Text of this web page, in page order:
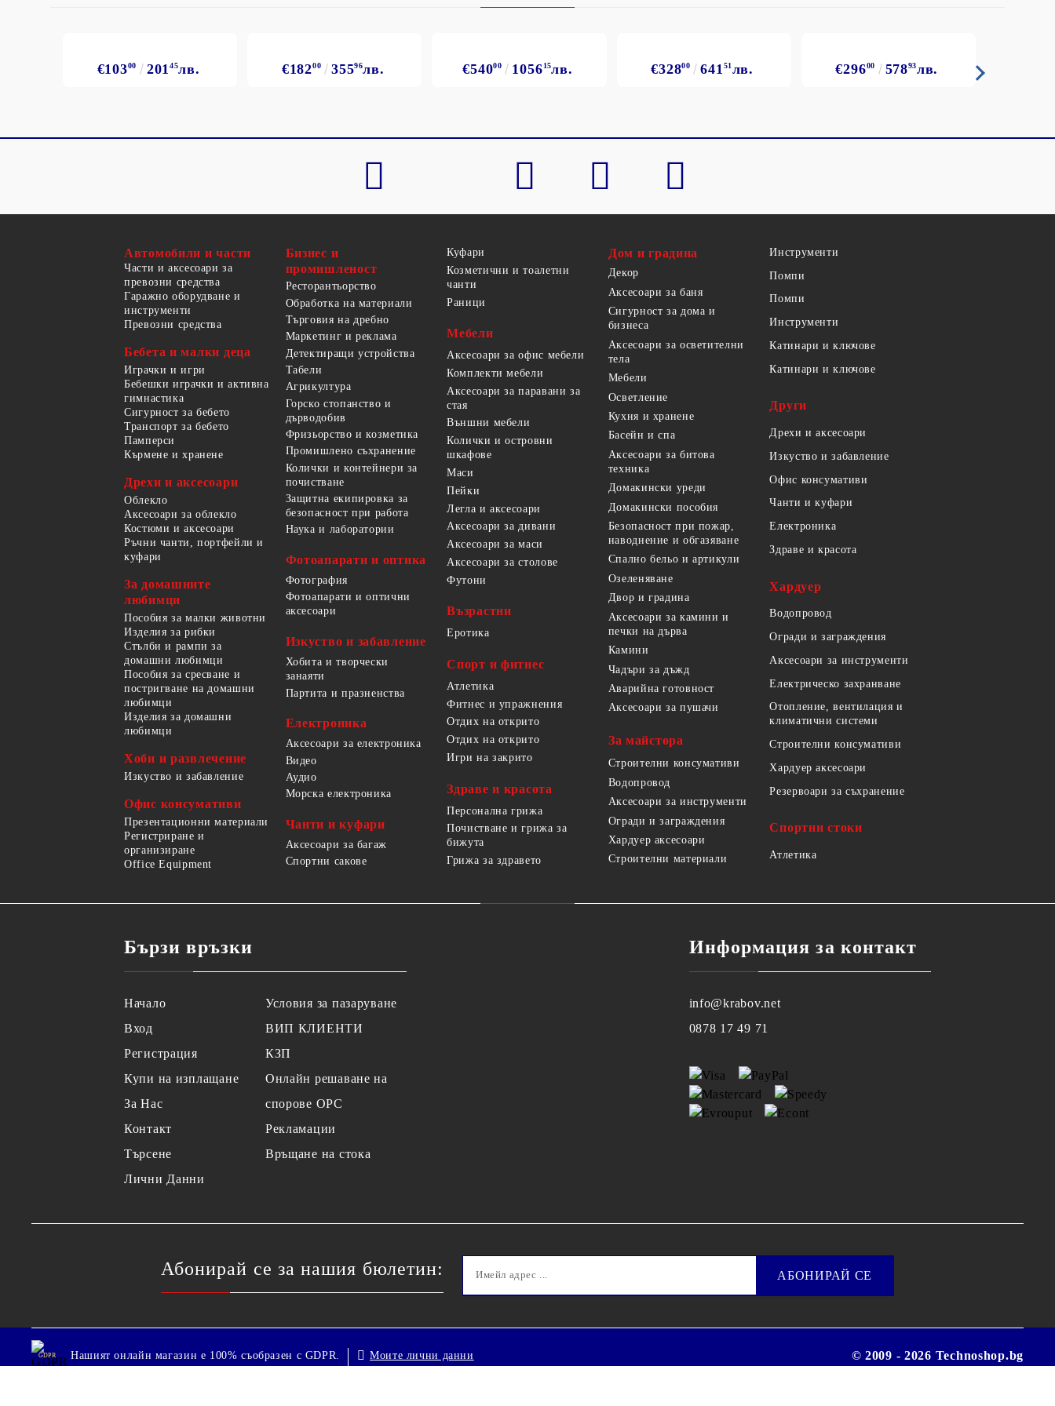
€10300 20145лв. €18200 35596лв. €54000 105615лв. €32800 641 51лв. €29600 57893лв.
Автомобили и части
Части и аксесоари за
превозни средства
Гаражно оборудване и
инструменти
Превозни средства
Бебета и малки деца
Играчки и игри
Бебешки играчки и активна
гимнастика
Сигурност за бебето
Транспорт за бебето
Памперси
Кърмене и хранене
Дрехи и аксесоари
Облекло
Аксесоари за облекло
Костюми и аксесоари
Ръчни чанти, портфейли и
куфари
За домашните
любимци
Пособия за малки животни
Изделия за рибки
Стълби и рампи за
домашни любимци
Пособия за сресване и
постригване на домашни
любимци
Изделия за домашни
любимци
Хоби и развлечение
Изкуство и забавление
Офис консумативи
Презентационни материали
Регистриране и
организиране
Office Equipment
Бизнес и
промишленост
Ресторантьорство
Обработка на материали
Търговия на дребно
Маркетинг и реклама
Детектиращи устройства
Табели
Агрикултура
Горско стопанство и
дърводобив
Фризьорство и козметика
Промишлено съхранение
Колички и контейнери за
почистване
Защитна екипировка за
безопасност при работа
Наука и лаборатории
Фотоапарати и оптика
Фотография
Фотоапарати и оптични
аксесоари
Изкуство и забавление
Хобита и творчески
занаяти
Партита и празненства
Електроника
Аксесоари за електроника
Видео
Аудио
Морска електроника
Чанти и куфари
Аксесоари за багаж
Спортни сакове
Куфари
Козметични и тоалетни
чанти
Раници
Мебели
Аксесоари за офис мебели
Комплекти мебели
Аксесоари за паравани за
стая
Външни мебели
Колички и островни
шкафове
Маси
Пейки
Легла и аксесоари
Аксесоари за дивани
Аксесоари за маси
Аксесоари за столове
Футони
Възрастни
Еротика
Спорт и фитнес
Атлетика
Фитнес и упражнения
Отдих на открито
Отдих на открито
Игри на закрито
Здраве и красота
Персонална грижа
Почистване и грижа за
бижута
Грижа за здравето
Дом и градина
Декор
Аксесоари за баня
Сигурност за дома и
бизнеса
Аксесоари за осветителни
тела
Мебели
Осветление
Кухня и хранене
Басейн и спа
Аксесоари за битова
техника
Домакински уреди
Домакински пособия
Безопасност при пожар,
наводнение и обгазяване
Спално бельо и артикули
Озеленяване
Двор и градина
Аксесоари за камини и
печки на дърва
Камини
Чадъри за дъжд
Аварийна готовност
Аксесоари за пушачи
За майстора
Строителни консумативи
Водопровод
Аксесоари за инструменти
Огради и заграждения
Хардуер аксесоари
Строителни материали
Инструменти
Помпи
Помпи
Инструменти
Катинари и ключове
Катинари и ключове
Други
Дрехи и аксесоари
Изкуство и забавление
Офис консумативи
Чанти и куфари
Електроника
Здраве и красота
Хардуер
Водопровод
Огради и заграждения
Аксесоари за инструменти
Електрическо захранване
Отопление, вентилация и
климатични системи
Строителни консумативи
Хардуер аксесоари
Резервоари за съхранение
Спортни стоки
Атлетика
Бързи връзки
Начало
Вход
Регистрация
Купи на изплащане
За Нас
Контакт
Търсене
Лични Данни
Условия за пазаруване
ВИП КЛИЕНТИ
КЗП
Онлайн решаване на
спорове OPC
Рекламации
Връщане на стока
Информация за контакт
info@krabov.net
0878 17 49 71
Абонирай се за нашия бюлетин:
GDPR Нашият онлайн магазин е 100% съобразен с GDPR. Моите лични данни © 2009 - 2026 Technoshop.bg